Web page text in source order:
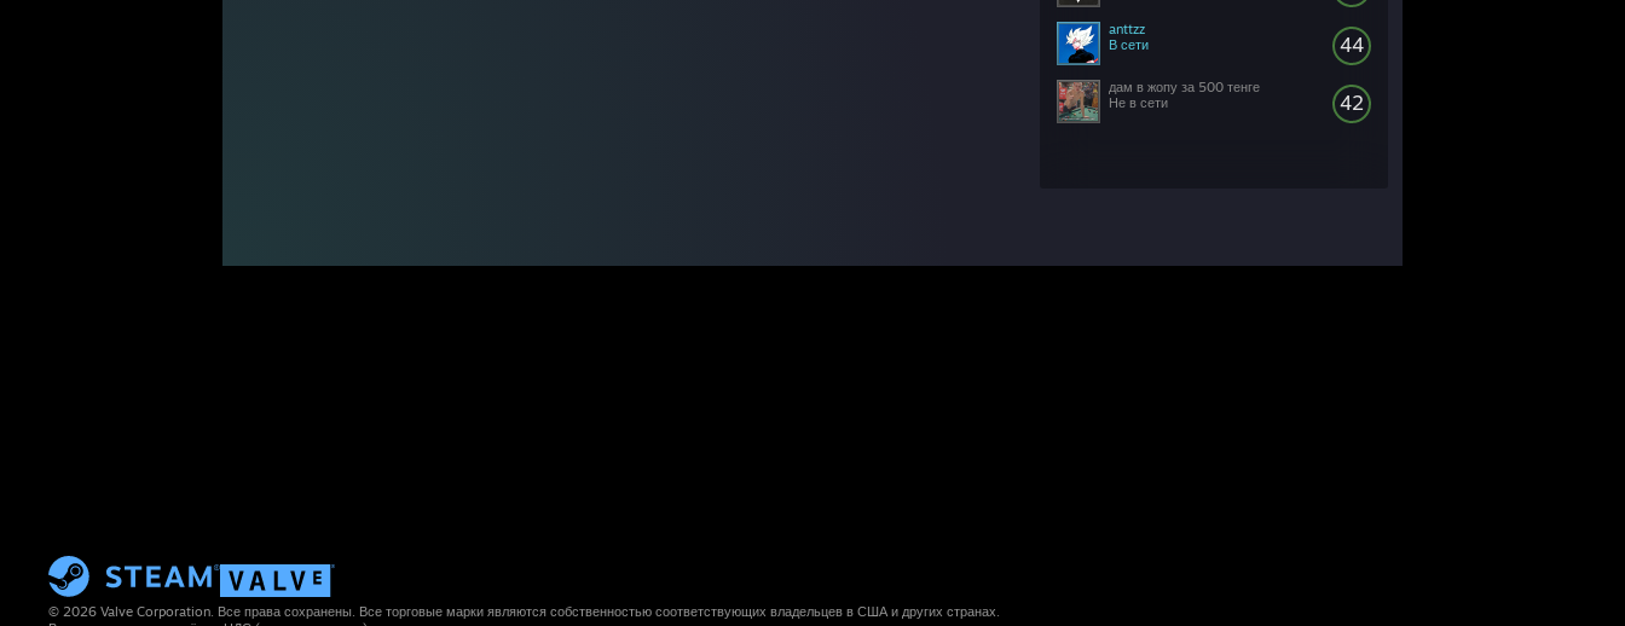
44
anttzz
В сети
42
дам в жопу за 500 тенге
Не в сети
© 2026 Valve Corporation. Все права сохранены. Все торговые марки являются собственностью соответствующих владельцев в США и других странах.